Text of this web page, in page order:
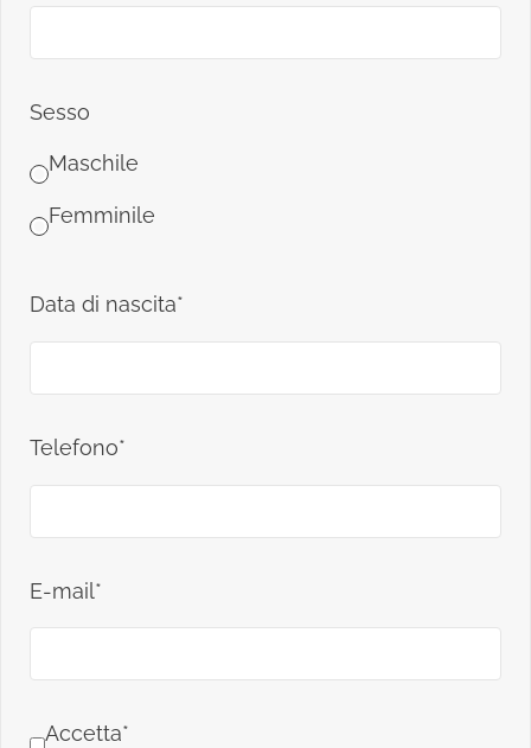
Sesso
Maschile
Femminile
Data di nascita*
Telefono*
E-mail*
Accetta*